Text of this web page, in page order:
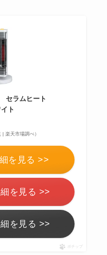
セラムヒート
ト
楽天市場調べ）
を見る >>
を見る >>
を見る >>
ポチップ